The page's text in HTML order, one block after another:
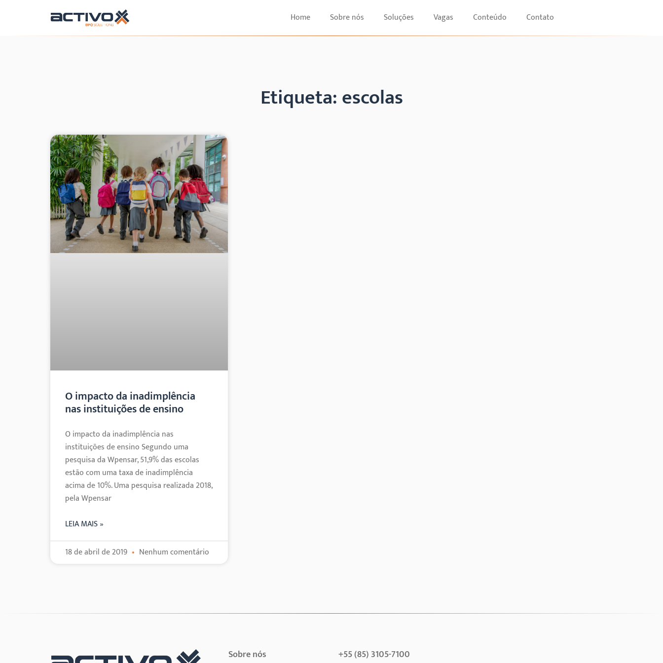
Home Sobre nós Soluções Vagas Conteúdo Contato
Etiqueta: escolas
O impacto da inadimplência
nas instituições de ensino
O impacto da inadimplência nas
instituições de ensino Segundo uma
pesquisa da Wpensar, 51,9% das escolas
estão com uma taxa de inadimplência
acima de 10%. Uma pesquisa realizada 2018,
pela Wpensar
LEIA MAIS »
18 de abril de 2019 Nenhum comentário
Sobre nós +55 (85) 3105-7100